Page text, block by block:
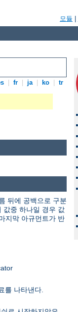
모듈
fr ja ko tr
뒤에 공백으로 구분
값중 하나일 경우 값
지막 아규먼트가 반
를 나타낸다.